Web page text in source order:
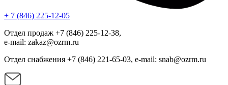
+ 7 (846) 225-12-05
Отдел продаж +7 (846) 225-12-38,
e-mail: zakaz@ozrm.ru
Отдел снабжения +7 (846) 221-65-03, e-mail: snab@ozrm.ru